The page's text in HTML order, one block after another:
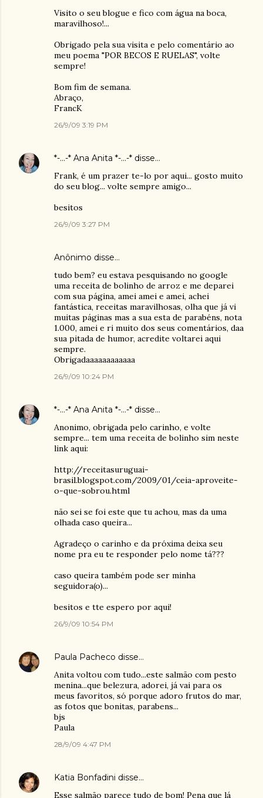
Visito o seu blogue e fico com água na boca,
maravilhoso!...
Obrigado pela sua visita e pelo comentário ao
meu poema "POR BECOS E RUELAS", volte
sempre!
Bom fim de semana.
Abraço,
FrancK
26/9/09 3:19 PM
*-...-* Ana Anita *-...-* disse…
Frank, é um prazer te-lo por aqui... gosto muito
do seu blog... volte sempre amigo...
besitos
26/9/09 3:27 PM
Anônimo disse…
tudo bem? eu estava pesquisando no google
uma receita de bolinho de arroz e me deparei
com sua página, amei amei e amei, achei
fantástica, receitas maravilhosas, olha que já vi
muitas páginas mas a sua esta de parabéns, nota
1.000, amei e ri muito dos seus comentários, daa
sua pitada de humor, acredite voltarei aqui
sempre.
Obrigadaaaaaaaaaaaa
26/9/09 10:24 PM
*-...-* Ana Anita *-...-* disse…
Anonimo, obrigada pelo carinho, e volte
sempre... tem uma receita de bolinho sim neste
link aqui:
http://receitasuruguai-
brasil.blogspot.com/2009/01/ceia-aproveite-
o-que-sobrou.html
não sei se foi este que tu achou, mas da uma
olhada caso queira...
Agradeço o carinho e da próxima deixa seu
nome pra eu te responder pelo nome tá???
caso queira também pode ser minha
seguidora(o)...
besitos e tte espero por aqui!
26/9/09 10:54 PM
Paula Pacheco disse…
Anita voltou com tudo...este salmão com pesto
menina...que belezura, adorei, já vai para os
meus favoritos, só porque adoro frutos do mar,
as fotos que bonitas, parabens...
bjs
Paula
28/9/09 4:47 PM
Katia Bonfadini disse…
Esse salmão parece tudo de bom! Pena que lá